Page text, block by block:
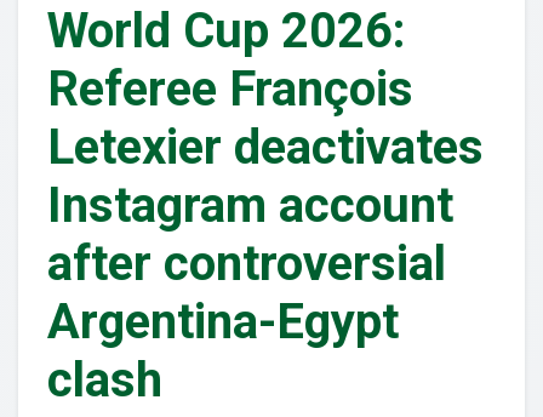
World Cup 2026:
Referee François
Letexier deactivates
Instagram account
after controversial
Argentina-Egypt
clash